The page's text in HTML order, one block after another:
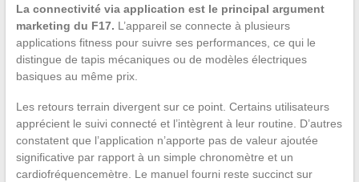
La connectivité via application est le principal argument
marketing du F17. L’appareil se connecte à plusieurs
applications fitness pour suivre ses performances, ce qui le
distingue de tapis mécaniques ou de modèles électriques
basiques au même prix.
Les retours terrain divergent sur ce point. Certains utilisateurs
apprécient le suivi connecté et l’intègrent à leur routine. D’autres
constatent que l’application n’apporte pas de valeur ajoutée
significative par rapport à un simple chronomètre et un
cardiofréquencemètre. Le manuel fourni reste succinct sur